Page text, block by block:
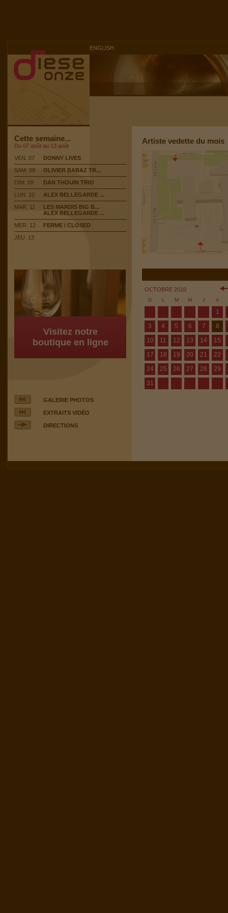
ENGLISH
Cette semaine...
Du 07 août au 13 août
VEN. 07
DONNY LIVES
SAM. 08
OLIVIER BABAZ TR...
DIM. 09
DAN THOUIN TRIO
LUN. 10
ALEX BELLEGARDE ...
MAR. 11
LES MARDIS BIG B...
ALEX BELLEGARDE ...
MER. 12
FERME / CLOSED
JEU. 13
Visitez notre
boutique en ligne
GALERIE PHOTOS
EXTRAITS VIDÉO
DIRECTIONS
Artiste vedette du mois
OCTOBRE 2010
D L M M J V
1
3
4 5 6 7
8
10
11 12 13 14 15
17
18 19 20 21 22
24
25 26 27 28 29
31